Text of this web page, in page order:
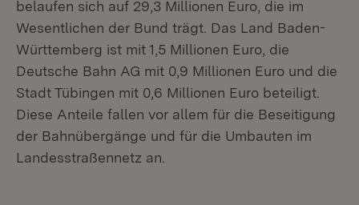
belaufen sich auf 29,3 Millionen Euro, die im
Wesentlichen der Bund trägt. Das Land Baden-
Württemberg ist mit 1,5 Millionen Euro, die
Deutsche Bahn AG mit 0,9 Millionen Euro und die
Stadt Tübingen mit 0,6 Millionen Euro beteiligt.
Diese Anteile fallen vor allem für die Beseitigung
der Bahnübergänge und für die Umbauten im
Landesstraßennetz an.